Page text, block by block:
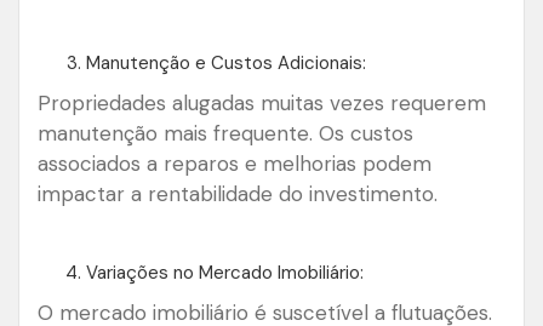
Manutenção e Custos Adicionais:
Propriedades alugadas muitas vezes requerem
manutenção mais frequente. Os custos
associados a reparos e melhorias podem
impactar a rentabilidade do investimento.
Variações no Mercado Imobiliário:
O mercado imobiliário é suscetível a flutuações.